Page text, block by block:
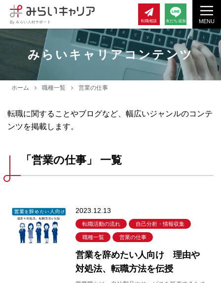
MENU
転職相談 友だち追加
みらいキャリアコンテンツ
ホーム 職種一覧 営業の仕事
転職に関することやブログなど、幅広いジャンルのコンテ
ンツを掲載します。
「営業の仕事」 一覧
2023.12.13
転職活動の流れ 自己分析・情報収集
職種一覧 営業の仕事
営業を辞めたい人向け 理由や
対処法、転職方法を伝授